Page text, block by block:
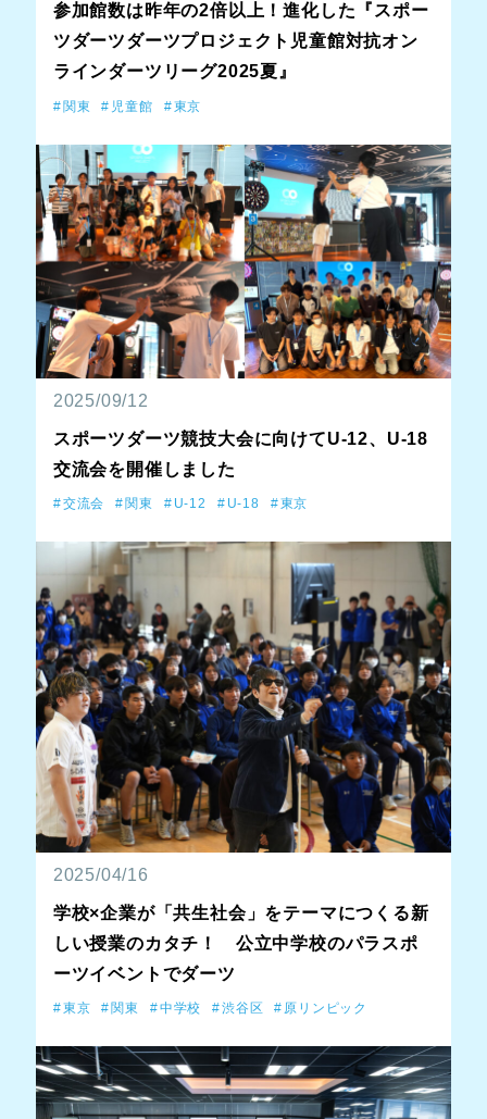
参加館数は昨年の2倍以上！進化した『スポー
ツダーツダーツプロジェクト児童館対抗オン
ラインダーツリーグ2025夏』
関東 児童館 東京
2025/09/12
スポーツダーツ競技大会に向けてU-12、U-18
交流会を開催しました
交流会 関東 U-12 U-18 東京
2025/04/16
学校×企業が「共生社会」をテーマにつくる新
しい授業のカタチ！ 公立中学校のパラスポ
ーツイベントでダーツ
東京 関東 中学校 渋谷区 原リンピック